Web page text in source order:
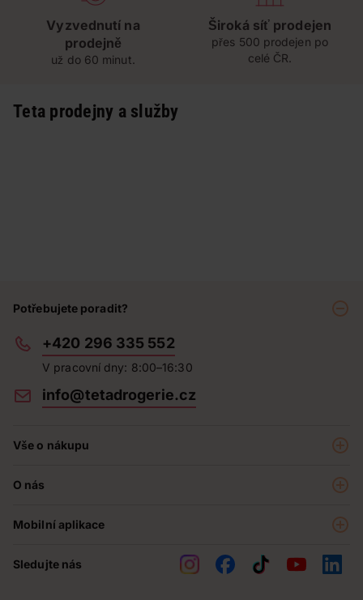
Vyzvednutí na
prodejně
už do 60 minut.
Široká síť prodejen
přes 500 prodejen po
celé ČR.
Teta prodejny a služby
Potřebujete poradit?
+420 296 335 552
V pracovní dny: 8:00–16:30
info@tetadrogerie.cz
Vše o nákupu
Prodejny
Obchodní podmínky
O nás
Teta pomáhá
Mobilní aplikace
Sledujte nás